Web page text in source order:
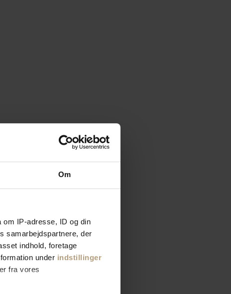
Om
IP-adresse, ID og din
samarbejdspartnere, der
indhold, foretage
under indstillinger
fra vores